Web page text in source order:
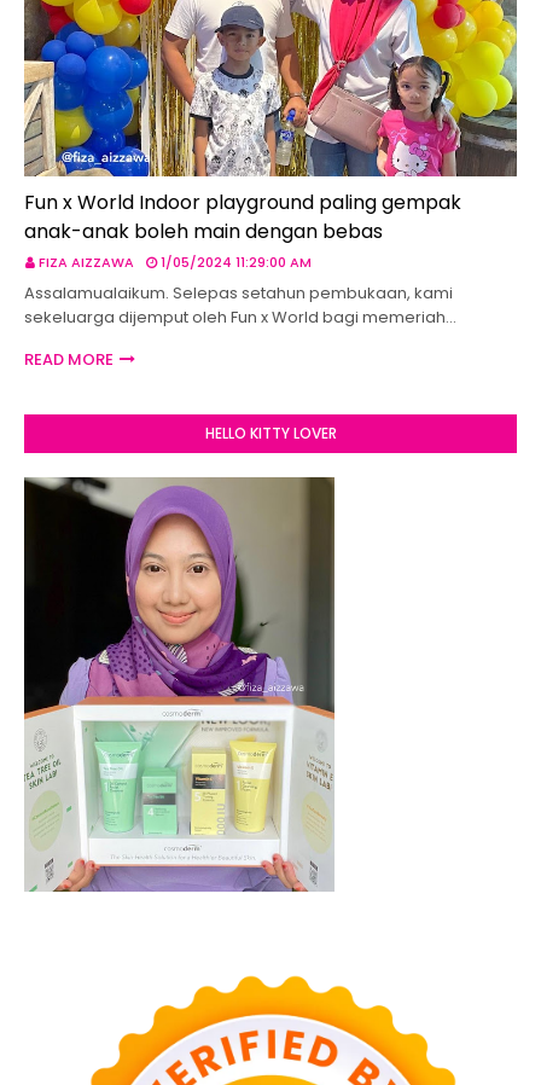
Fun x World Indoor playground paling gempak
anak-anak boleh main dengan bebas
FIZA AIZZAWA 1/05/2024 11:29:00 AM
Assalamualaikum. Selepas setahun pembukaan, kami
sekeluarga dijemput oleh Fun x World bagi memeriah…
READ MORE
HELLO KITTY LOVER